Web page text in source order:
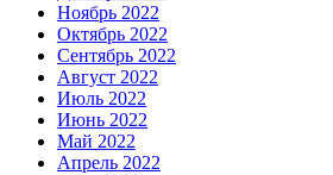
Ноябрь 2022
Октябрь 2022
Сентябрь 2022
Август 2022
Июль 2022
Июнь 2022
Май 2022
Апрель 2022